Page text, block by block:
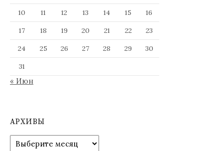
10
11 12 13 14 15
16
17
18 19 20 21 22
23
24
25 26 27 28 29
30
31
« Июн
АРХИВЫ
Архивы